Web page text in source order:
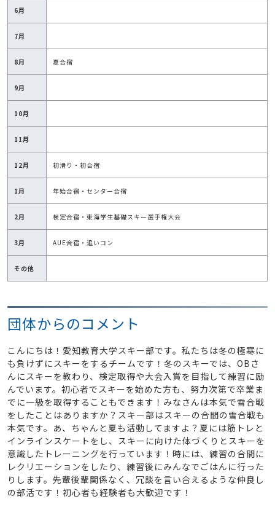
6月
7月
8月 夏合宿
9月
10月
11月
12月 初滑り・初合宿
1月 年始合宿・センター合宿
2月 検定合宿・東海学生基礎スキー選手権大会
3月 AUE合宿・追いコン
その他
団体からのコメント
こんにちは！愛知教育大学スキー部です。私たちは冬の極寒に
も負けずにスキーをするチームです！冬のスキーでは、OBさ
んにスキーを教わり、検定取得や大会入賞を目指して練習に励
んでいます。初心者でスキーを始めた方も、努力次第で卒業ま
でに一級を取得することもできます！みなさんは本気で雪合戦
をしたことはありますか？スキー部はスキーの合間の雪合戦も
本気です。あ、ちゃんと夏も活動してますよ？夏には筋トレと
インラインスケートをし、スキーに向けた体づくりとスキーを
意識したトレーニングを行っています！時には、練習の合間に
レクリエーションをしたり、練習後にみんなでごはんに行った
りします。先輩後輩関係なく、冗談を言い合えるような仲良し
の部活です！初心者も経験者も大歓迎です！